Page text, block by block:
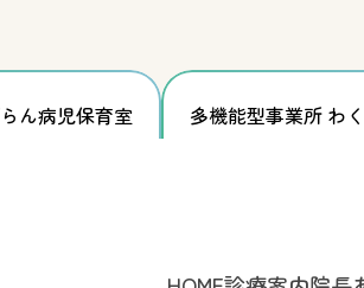
ん病児保育室 多機能型事業所 わ